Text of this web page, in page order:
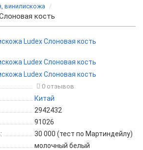
винилискожа
кость
0 отзывов
Китай
2942432
91026
30 000 (тест по Мартиндейлу)
молочный белый